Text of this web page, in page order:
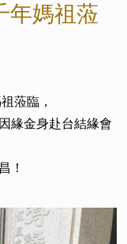
年媽祖蒞
蒞臨，
緣金身赴台結緣會
！